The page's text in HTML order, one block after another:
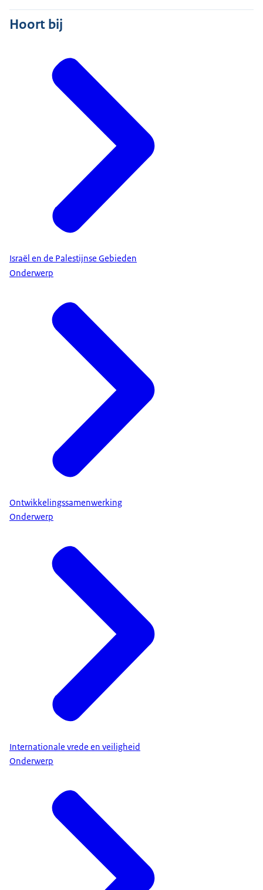
Hoort bij
Israël en de Palestijnse Gebieden
Onderwerp
Ontwikkelingssamenwerking
Onderwerp
Internationale vrede en veiligheid
Onderwerp